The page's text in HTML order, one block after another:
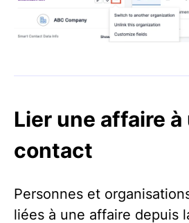
Lier une affaire à
contact
Personnes et
liées à une affaire depuis